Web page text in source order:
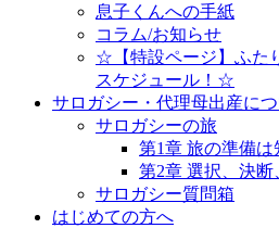
息子くんへの手紙
コラム/お知らせ
☆【特設ページ】ふた
スケジュール！☆
サロガシー・代理母出産に
サロガシーの旅
第1章 旅の準備
第2章 選択、決
サロガシー質問箱
はじめての方へ